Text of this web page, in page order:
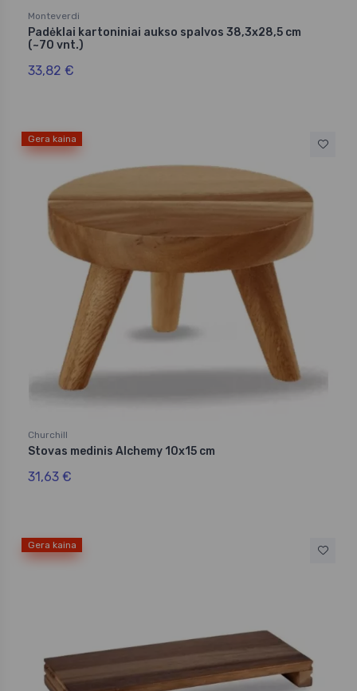
Monteverdi
Padėklai kartoniniai aukso spalvos 38,3x28,5 cm
(~70 vnt.)
33,82 €
Gera kaina
Churchill
Stovas medinis Alchemy 10x15 cm
31,63 €
Gera kaina